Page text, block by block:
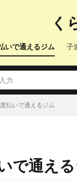
く
いで通えるジム 子
払いで通えるジム
で通え